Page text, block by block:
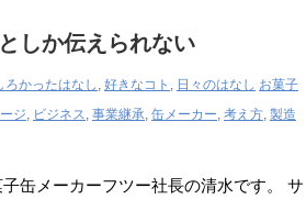
しか伝えられない
ろかったはなし , 好きなコト , 日々のはなし お菓子
ジ, ビジネス, 事業継承, 缶メーカー, 考え方, 製造
缶メーカーフツー社長の清水です。 サ